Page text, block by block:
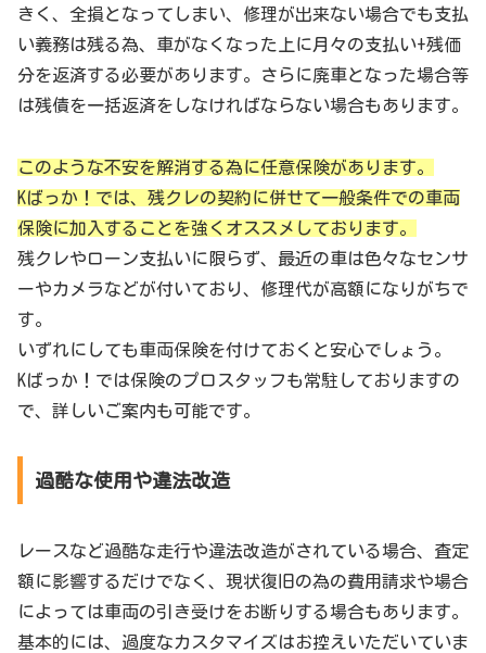
きく、全損となってしまい、修理が出来ない場合でも支払
い義務は残る為、車がなくなった上に月々の支払い+残価
分を返済する必要があります。さらに廃車となった場合等
は残債を一括返済をしなければならない場合もあります。
このような不安を解消する為に任意保険があります。
Kばっか！では、残クレの契約に併せて一般条件での車両
保険に加入することを強くオススメしております。
残クレやローン支払いに限らず、最近の車は色々なセンサ
ーやカメラなどが付いており、修理代が高額になりがちで
す。
いずれにしても車両保険を付けておくと安心でしょう。
Kばっか！では保険のプロスタッフも常駐しておりますの
で、詳しいご案内も可能です。
過酷な使用や違法改造
レースなど過酷な走行や違法改造がされている場合、査定
額に影響するだけでなく、現状復旧の為の費用請求や場合
によっては車両の引き受けをお断りする場合もあります。
基本的には、過度なカスタマイズはお控えいただいていま